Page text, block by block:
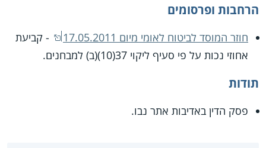
הרחבות ופרסומים
חוזר המוסד לביטוח לאומי מיום 17.05.2011
- קביעת
אחוזי נכות על פי סעיף ליקוי 37(10)(ב) למבחנים.
תודות
פסק הדין באדיבות אתר נבו.